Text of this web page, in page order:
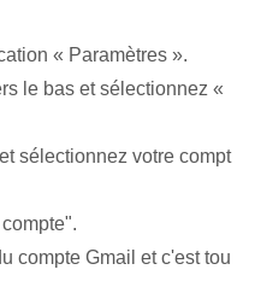
« Paramètres »⁤.
le bas et⁢ sélectionnez⁢ «
sélectionnez votre compt
compte Gmail et c'est tou